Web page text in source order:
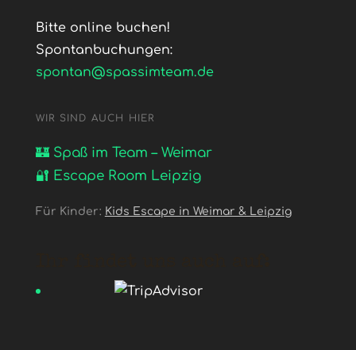
Bitte online buchen!
Spontanbuchungen:
spontan@spassimteam.de
WIR SIND AUCH HIER
🏰 Spaß im Team – Weimar
🔐 Escape Room Leipzig
Für Kinder: Kids Escape in Weimar & Leipzig